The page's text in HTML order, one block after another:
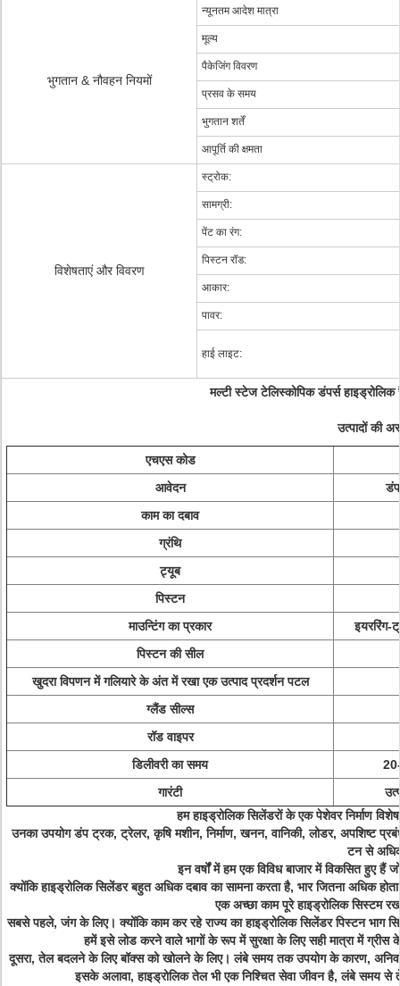
भुगतान & नौवहन नियमों
न्यूनतम आदेश मात्रा
मूल्य
पैकेजिंग विवरण
प्रसव के समय
भुगतान शर्तें
आपूर्ति की क्षमता
विशेषताएं और विवरण
स्ट्रोक:
सामग्री:
पेंट का रंग:
पिस्टन रॉड:
आकार:
पावर:
हाई लाइट:
मल्टी स्टेज टेलिस्कोपिक डंपर्स
उत्पादों की
एचएस कोड
आवेदन
काम का दबाव
ग्रंथि
ट्यूब
पिस्टन
माउन्टिंग का प्रकार
इयररिंग-
पिस्टन की सील
खुदरा विपणन में गलियारे के अंत में रखा एक उत्पाद प्रदर्शन पटल
ग्लैंड सील्स
रॉड वाइपर
डिलीवरी का समय
गारंटी
हम हाइड्रोलिक सिलेंडरों के एक पेशेवर निर्माण
उनका उपयोग डंप ट्रक, ट्रेलर, कृषि मशीन, निर्माण, खनन, वानिकी, लोडर, अपशिष्ट
टन से
इन वर्षों में हम एक विविध बाजार में विकसित हुए हैं
क्योंकि हाइड्रोलिक सिलेंडर बहुत अधिक दबाव का सामना करता है, भार जितना अधिक
एक अच्छा काम पूरे हाइड्रोलिक सिस्टम
सबसे पहले, जंग के लिए। क्योंकि काम कर रहे राज्य का हाइड्रोलिक सिलेंडर पिस्टन भाग
हमें इसे लोड करने वाले भागों के रूप में सुरक्षा के लिए सही मात्रा में
दूसरा, तेल बदलने के लिए बॉक्स को खोलने के लिए। लंबे समय तक उपयोग के कारण, अनिवार्य
इसके अलावा, हाइड्रोलिक तेल भी एक निश्चित सेवा जीवन है, लंबे समय से